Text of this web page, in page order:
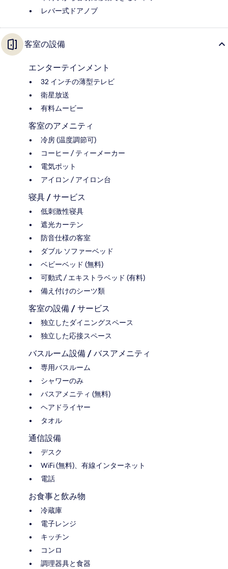
レバー式ドアノブ
客室の設備
エンターテインメント
32 インチの薄型テレビ
衛星放送
有料ムービー
客室のアメニティ
冷房 (温度調節可)
コーヒー / ティーメーカー
電気ポット
アイロン / アイロン台
寝具 / サービス
低刺激性寝具
遮光カーテン
防音仕様の客室
ダブル ソファーベッド
ベビーベッド (無料)
可動式 / エキストラベッド (有料)
備え付けのシーツ類
客室の設備 / サービス
独立したダイニングスペース
独立した応接スペース
バスルーム設備 / バスアメニティ
専用バスルーム
シャワーのみ
バスアメニティ (無料)
ヘアドライヤー
タオル
通信設備
デスク
WiFi (無料)、有線インターネット
電話
お食事と飲み物
冷蔵庫
電子レンジ
キッチン
コンロ
調理器具と食器